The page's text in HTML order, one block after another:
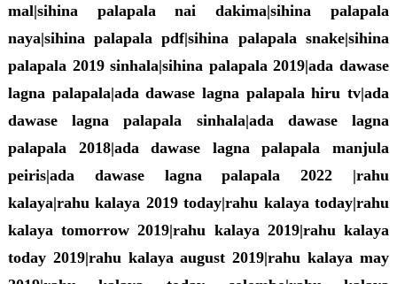
mal|sihina palapala nai dakima|sihina palapala
naya|sihina palapala pdf|sihina palapala snake|sihina
palapala 2019 sinhala|sihina palapala 2019|ada dawase
lagna palapala|ada dawase lagna palapala hiru tv|ada
dawase lagna palapala sinhala|ada dawase lagna
palapala 2018|ada dawase lagna palapala manjula
peiris|ada dawase lagna palapala 2022 |rahu
kalaya|rahu kalaya 2019 today|rahu kalaya today|rahu
kalaya tomorrow 2019|rahu kalaya 2019|rahu kalaya
today 2019|rahu kalaya august 2019|rahu kalaya may